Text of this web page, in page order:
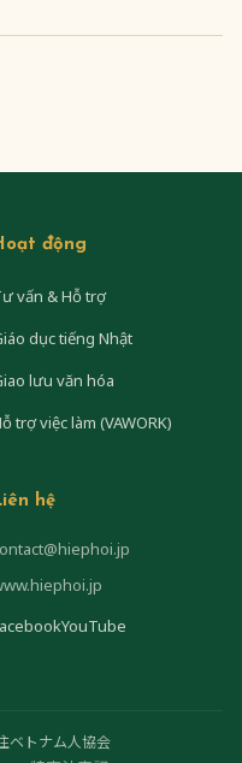
động
vấn & Hỗ trợ
dục tiếng Nhật
lưu văn hóa
trợ việc làm (VAWORK)
hệ
YouTube
ベトナム人協会